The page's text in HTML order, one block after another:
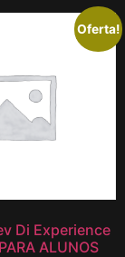
Oferta!
Di Experience
ALUNOS